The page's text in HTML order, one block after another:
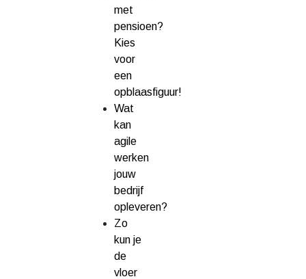
met
pensioen?
Kies
voor
een
opblaasfiguur!
Wat
kan
agile
werken
jouw
bedrijf
opleveren?
Zo
kun je
de
vloer